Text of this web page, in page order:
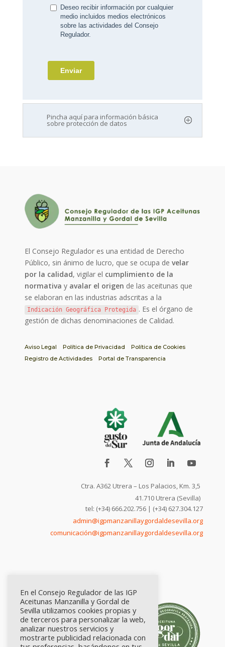
Pincha aquí para información básica
sobre protección de datos
El Consejo Regulador es una entidad de Derecho
Público, sin ánimo de lucro, que se ocupa develar
por la calidad, vigilar el cumplimiento de la
normativa y avalar el origen de las aceitunas que
se elaboran en las industrias adscritas a la
Indicación Geográfica Protegida . Es el órgano de
gestión de dichas denominaciones de Calidad.
Aviso Legal Política de Privacidad
Política de Cookies
Registro de Actividades
Portal de Transparencia
Ctra. A362 Utrera – Los Palacios, Km. 3,5
41.710 Utrera (Sevilla)
tel: (+34) 666.202.756 | (+34) 627.304.127
admin@igpmanzanillaygordaldesevilla.org
comunicación@igpmanzanillaygordaldesevilla.org
En el Consejo Regulador de las IGP
Aceitunas Manzanilla y Gordal de
Sevilla utilizamos cookies propias y
de terceros para personalizar la web,
analizar nuestros servicios y
mostrarte publicidad relacionada con